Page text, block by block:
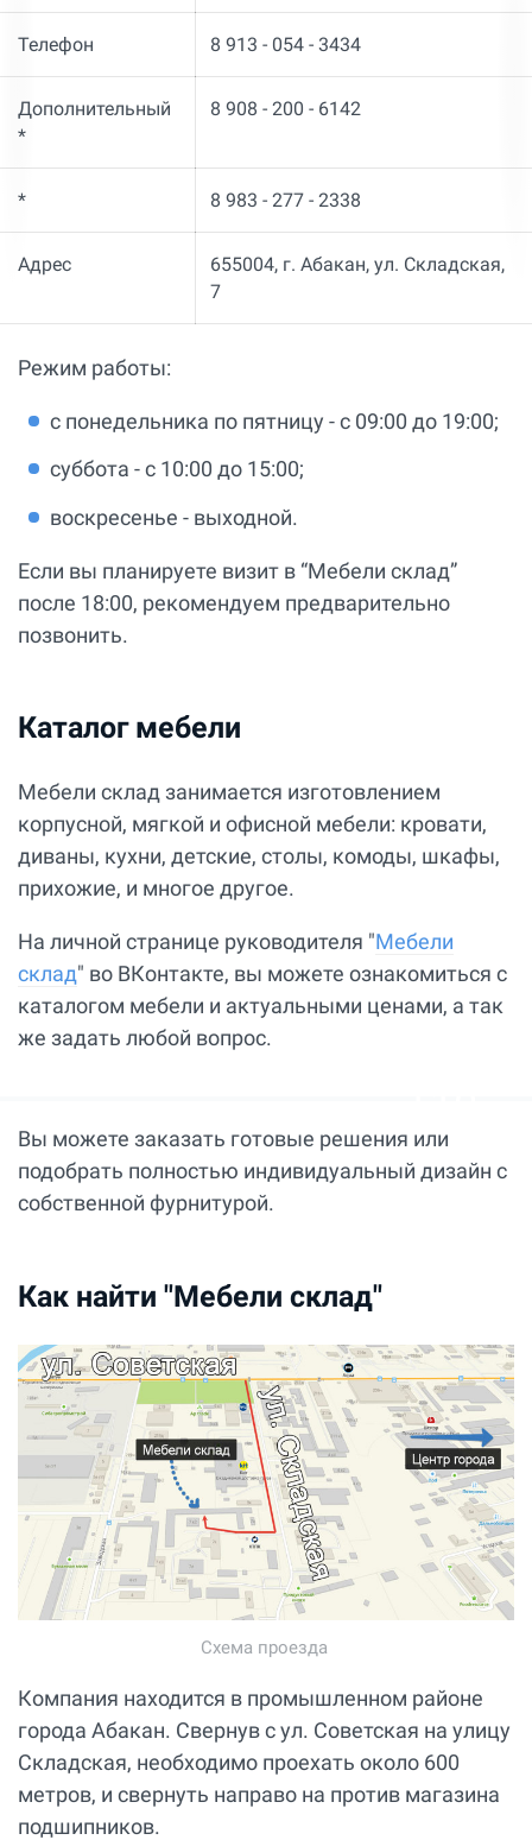
Телефон 8 913 - 054 - 3434
Дополнительный
*
8 908 - 200 - 6142
* 8 983 - 277 - 2338
Адрес
655004, г. Абакан, ул. Складская,
7
Режим работы:
с понедельника по пятницу - с 09:00 до 19:00;
суббота - с 10:00 до 15:00;
воскресенье - выходной.
Если вы планируете визит в “Мебели склад”
после 18:00, рекомендуем предварительно
позвонить.
Каталог мебели
Мебели склад занимается изготовлением
корпусной, мягкой и офисной мебели: кровати,
диваны, кухни, детские, столы, комоды, шкафы,
прихожие, и многое другое.
На личной странице руководителя "Мебели
склад" во ВКонтакте, вы можете ознакомиться с
каталогом мебели и актуальными ценами, а так
же задать любой вопрос.
Вы можете заказать готовые решения или
подобрать полностью индивидуальный дизайн с
собственной фурнитурой.
Как найти "Мебели склад"
Схема проезда
Компания находится в промышленном районе
города Абакан. Свернув с ул. Советская на улицу
Складская, необходимо проехать около 600
метров, и свернуть направо на против магазина
подшипников.